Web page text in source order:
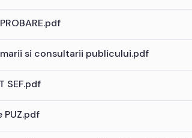
si consultarii publicului.pdf
SEF.pdf